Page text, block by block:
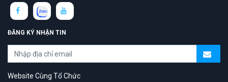
ĐĂNG KÝ NHẬN TIN
Website Cùng Tổ Chức